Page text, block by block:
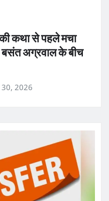
की कथा से पहले मचा
अग्रवाल के बीच
2026